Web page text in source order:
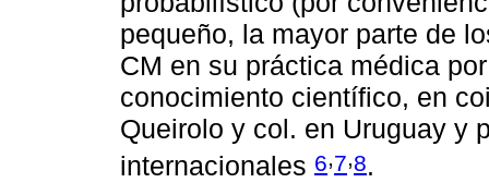
pequeño, la mayor parte de
CM en su práctica médica
conocimiento científico, en
Queirolo y col. en Uruguay y
internacionales 6,7,8.